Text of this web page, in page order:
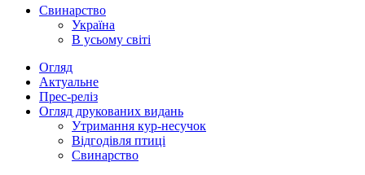
Свинарство
Україна
В усьому світі
Огляд
Актуальне
Прес-реліз
Огляд друкованих видань
Утримання кур-несучок
Відгодівля птиці
Свинарство